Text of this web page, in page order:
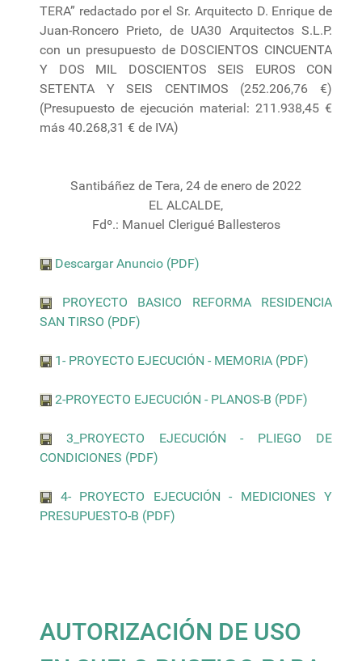
TERA” redactado por el Sr. Arquitecto D. Enrique de
Juan-Roncero Prieto, de UA30 Arquitectos S.L.P.
con un presupuesto de DOSCIENTOS CINCUENTA
Y DOS MIL DOSCIENTOS SEIS EUROS CON
SETENTA Y SEIS CENTIMOS (252.206,76 €)
(Presupuesto de ejecución material: 211.938,45 €
más 40.268,31 € de IVA)
Santibáñez de Tera, 24 de enero de 2022
EL ALCALDE,
Fdº.: Manuel Clerigué Ballesteros
Descargar Anuncio (PDF)
PROYECTO BASICO REFORMA RESIDENCIA
SAN TIRSO (PDF)
1- PROYECTO EJECUCIÓN - MEMORIA (PDF)
2-PROYECTO EJECUCIÓN - PLANOS-B (PDF)
3_PROYECTO EJECUCIÓN - PLIEGO DE
CONDICIONES (PDF)
4- PROYECTO EJECUCIÓN - MEDICIONES Y
PRESUPUESTO-B (PDF)
AUTORIZACIÓN DE USO